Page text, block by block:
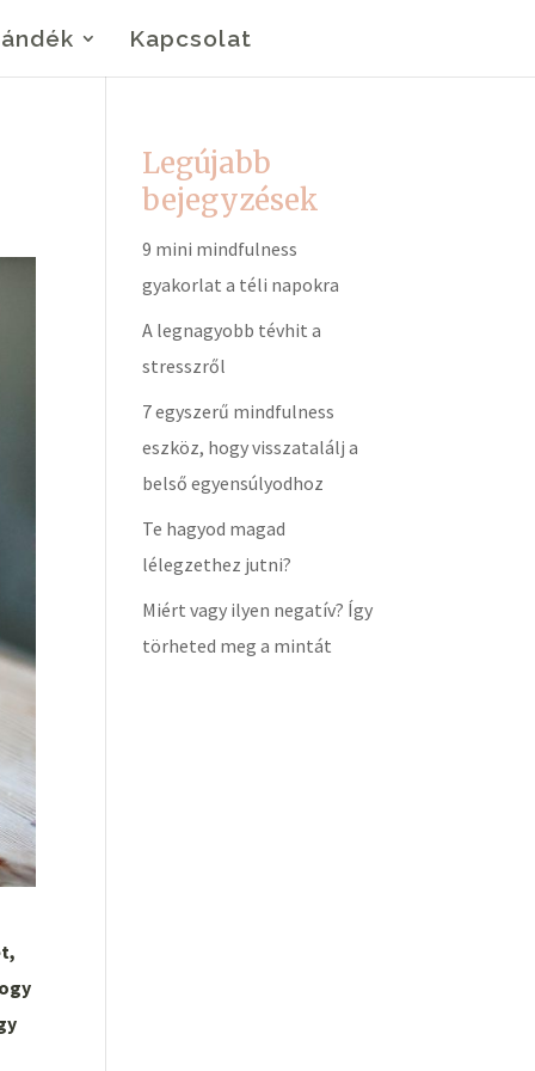
Kapcsolat
Legújabb
bejegyzések
9 mini mindfulness
gyakorlat a téli napokra
A legnagyobb tévhit a
stresszről
7 egyszerű mindfulness
eszköz, hogy visszatalálj a
belső egyensúlyodhoz
Te hagyod magad
lélegzethez jutni?
Miért vagy ilyen negatív? Így
törheted meg a mintát